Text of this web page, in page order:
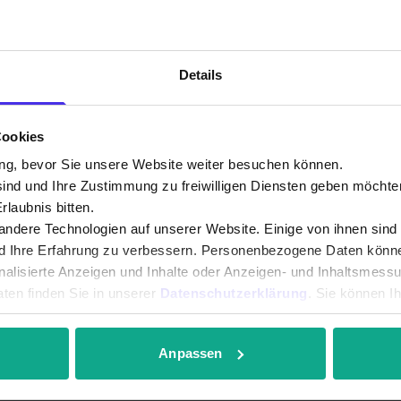
Details
bevor Sie unsere Website weiter besuchen können.
und Ihre Zustimmung zu freiwilligen Diensten geben
bitten.
Technologien auf unserer Website. Einige von ihnen
Ihre Erfahrung zu verbessern. Personenbezogene Daten
Anzeigen und Inhalte oder Anzeigen- und
finden Sie in unserer Datenschutzerklärung . Sie können
Anpassen
laufen. Wenn in einem Wohngebiet die
der Tiefbau in dem nächsten
bereits aktivieren, während andere sich
ist, müssen nur noch die letzten
hat die Winterzeit auch ihre
wieder unterbrochen werden. Wir bitten an
und jeder Adendorfer wird von
so schnell wie möglich!